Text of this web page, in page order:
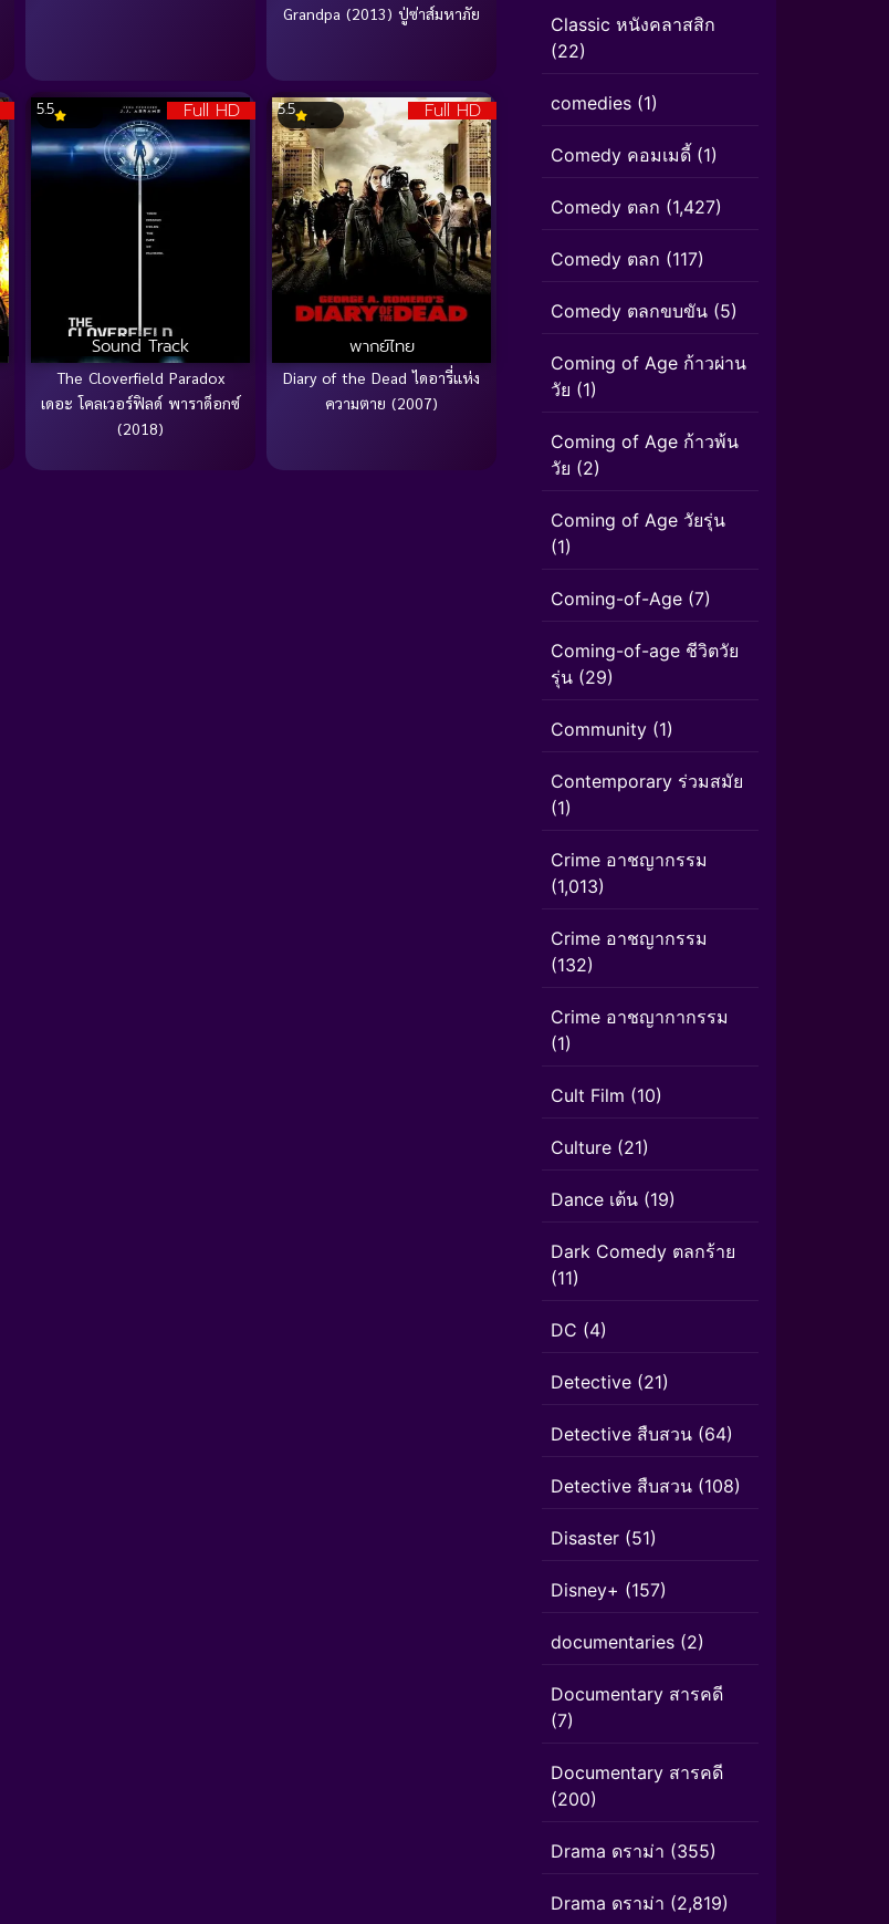
Grandpa (2013) ปู่ซ่าส์มหาภัย
Full HD
Sound Track
5.5
The Cloverfield Paradox
เดอะ โคลเวอร์ฟิลด์ พาราด็อกซ์
(2018)
Full HD
พากย์ไทย
5.5
Diary of the Dead ไดอารี่แห่ง
ความตาย (2007)
Classic หนังคลาสสิก
(22)
comedies (1)
Comedy คอมเมดี้ (1)
Comedy ตลก (1,427)
Comedy ตลก (117)
Comedy ตลกขบขัน (5)
Coming of Age ก้าวผ่าน
วัย (1)
Coming of Age ก้าวพ้น
วัย (2)
Coming of Age วัยรุ่น
(1)
Coming-of-Age (7)
Coming-of-age ชีวิตวัย
รุ่น (29)
Community (1)
Contemporary ร่วมสมัย
(1)
Crime อาชญากรรม
(1,013)
Crime อาชญากรรม
(132)
Crime อาชญากากรรม
(1)
Cult Film (10)
Culture (21)
Dance เต้น (19)
Dark Comedy ตลกร้าย
(11)
DC (4)
Detective (21)
Detective สืบสวน (64)
Detective สืบสวน (108)
Disaster (51)
Disney+ (157)
documentaries (2)
Documentary สารคดี
(7)
Documentary สารคดี
(200)
Drama ดราม่า (355)
Drama ดราม่า (2,819)